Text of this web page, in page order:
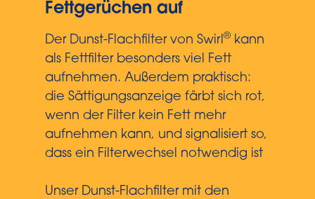
Fettgerüchen auf
Der Dunst-Flachfilter von Swirl® kann
als Fettfilter besonders viel Fett
aufnehmen. Außerdem praktisch:
die Sättigungsanzeige färbt sich rot,
wenn der Filter kein Fett mehr
aufnehmen kann, und signalisiert so,
dass ein Filterwechsel notwendig ist
Unser Dunst-Flachfilter mit den